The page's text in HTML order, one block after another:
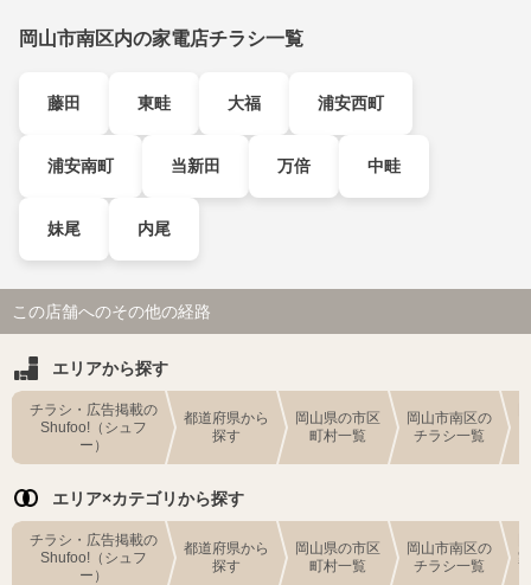
岡山市南区内の家電店チラシ一覧
藤田 東畦 大福 浦安西町
浦安南町 当新田 万倍 中畦
妹尾 内尾
この店舗へのその他の経路
エリアから探す
チラシ・広告掲載の
Shufoo!（シュフ
ー）
都道府県から
探す
岡山県の市区
町村一覧
岡山市南区の
チラシ一覧
エリア×カテゴリから探す
チラシ・広告掲載の
Shufoo!（シュフ
ー）
都道府県から
探す
岡山県の市区
町村一覧
岡山市南区の
チラシ一覧